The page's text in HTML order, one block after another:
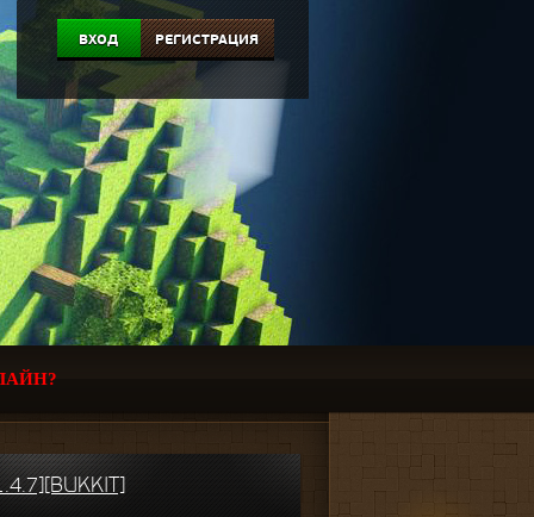
ВХОД РЕГИСТРАЦИЯ